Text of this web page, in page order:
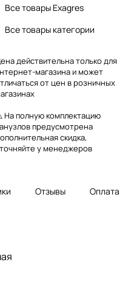
Все товары Exagres
Все товары категории
действительна только для
магазина и может
от цен в розничных
На полную комплектацию
предусмотрена
скидка,
у менеджеров
Отзывы Оплата